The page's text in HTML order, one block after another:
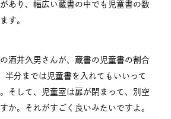
あり、幅広い蔵書の中でも児童書の数
す。
の酒井久男さんが、蔵書の児童書の割合
半分までは児童書を入れてもいいって
そして、児童室は扉が閉まって、別空
か。それがすごく良いみたいですよ。